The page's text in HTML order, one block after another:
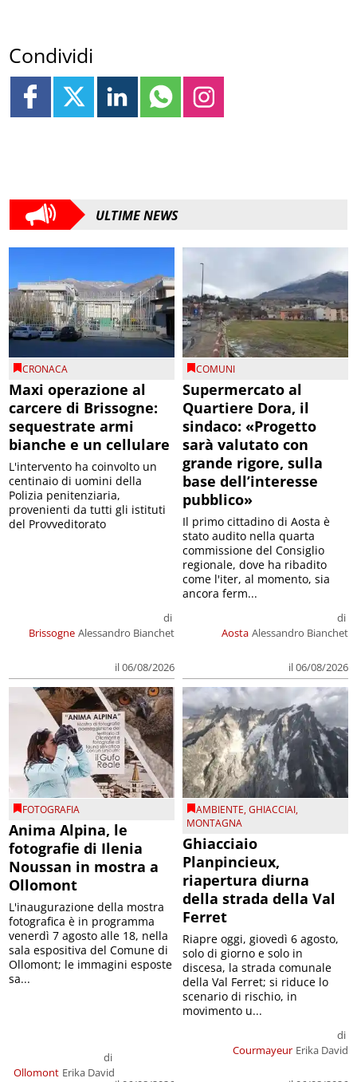
Condividi
ULTIME NEWS
CRONACA
Maxi operazione al
carcere di Brissogne:
sequestrate armi
bianche e un cellulare
Brissogne
di
Alessandro Bianchet
il 06/08/2026
L'intervento ha coinvolto un
centinaio di uomini della
Polizia penitenziaria,
provenienti da tutti gli istituti
del Provveditorato
COMUNI
Supermercato al
Quartiere Dora, il
sindaco: «Progetto
sarà valutato con
grande rigore, sulla
base dell’interesse
pubblico»
Aosta
di
Alessandro Bianchet
il 06/08/2026
Il primo cittadino di Aosta è
stato audito nella quarta
commissione del Consiglio
regionale, dove ha ribadito
come l'iter, al momento, sia
ancora ferm...
FOTOGRAFIA
Anima Alpina, le
fotografie di Ilenia
Noussan in mostra a
Ollomont
Ollomont
di
Erika David
L'inaugurazione della mostra
fotografica è in programma
venerdì 7 agosto alle 18, nella
sala espositiva del Comune di
Ollomont; le immagini esposte
sa...
AMBIENTE,GHIACCIAI,
MONTAGNA
Ghiacciaio
Planpincieux,
riapertura diurna
della strada della Val
Ferret
Courmayeur
di
Erika David
Riapre oggi, giovedì 6 agosto,
solo di giorno e solo in
discesa, la strada comunale
della Val Ferret; si riduce lo
scenario di rischio, in
movimento u...